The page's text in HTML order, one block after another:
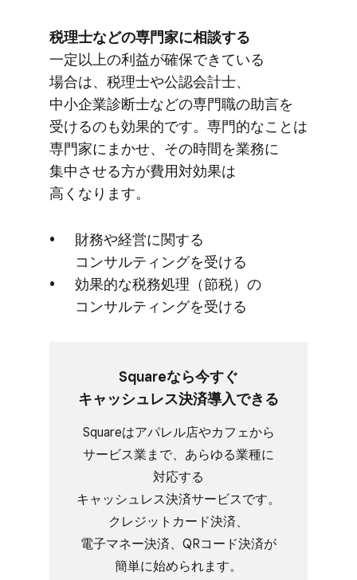
税理士などの​専門家に​相談する
一定以上の​利益が​確保できている​
場合は、​税理士や​公認会計士、​
中小企業診断士などの​専門職の​助言を​
受けるのも​効果的です。​専門的な​ことは​
専門家に​まかせ、​その​時間を​業務に​
集中させる​方が​費用対効果は​
高くなります。
財務や​経営に​関する​
コンサルティングを​受ける
効果的な​税務処理​（節税）の​
コンサルティングを​受ける
Squareなら​今すぐ​
キャッシュレス決済導入できる
Squareは​アパレル店や​カフェから​
サービス業まで、​あらゆる​業種に​
対応する​
キャッシュレス決済サービスです。​
クレジットカード決済、​
電子マネー決済、​QRコード決済が​
簡単に​始められます。​